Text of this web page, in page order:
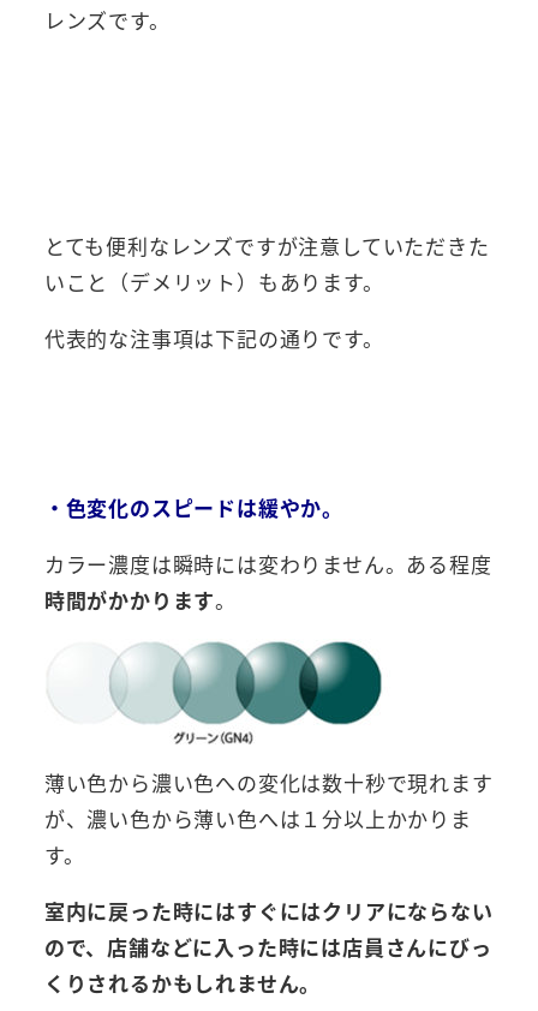
レンズです。
とても便利なレンズですが注意していただきた
いこと（デメリット）もあります。
代表的な注事項は下記の通りです。
・色変化のスピードは緩やか。
カラー濃度は瞬時には変わりません。ある程度
時間がかかります。
薄い色から濃い色への変化は数十秒で現れます
が、濃い色から薄い色へは１分以上かかりま
す。
室内に戻った時にはすぐにはクリアにならない
ので、店舗などに入った時には店員さんにびっ
くりされるかもしれません。